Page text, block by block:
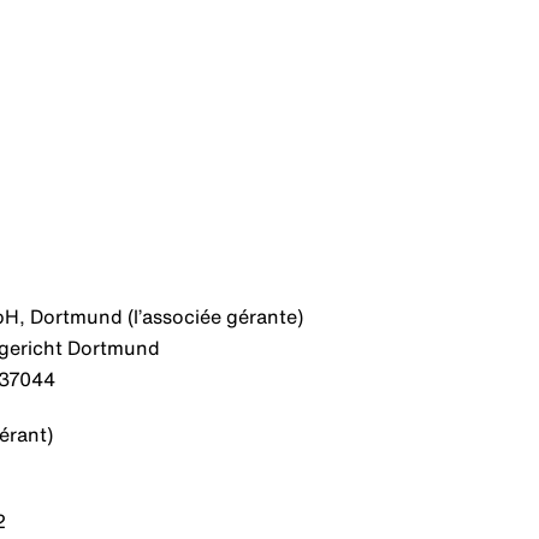
Dortmund (l’associée gérante)
Dortmund